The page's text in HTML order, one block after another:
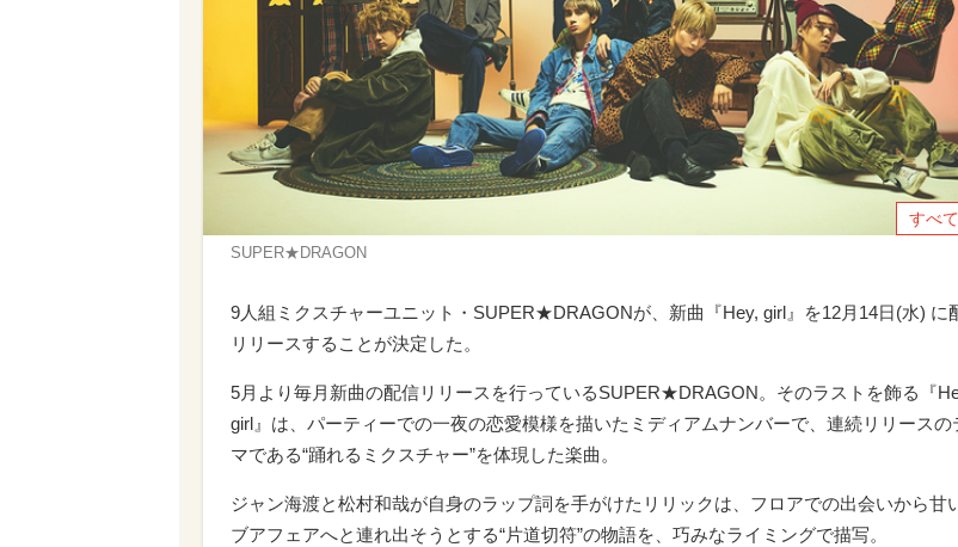
すべ
SUPER★DRAGON
9人組ミクスチャーユニット・SUPER★DRAGONが、新曲『Hey, girl』を12月14日(水) に
リリースすることが決定した。
5月より毎月新曲の配信リリースを行っているSUPER★DRAGON。そのラストを飾る『
girl』は、パーティーでの一夜の恋愛模様を描いたミディアムナンバーで、連続リリースの
マである“踊れるミクスチャー”を体現した楽曲。
ジャン海渡と松村和哉が自身のラップ詞を手がけたリリックは、フロアでの出会いから甘
ブアフェアへと連れ出そうとする“片道切符”の物語を、巧みなライミングで描写。